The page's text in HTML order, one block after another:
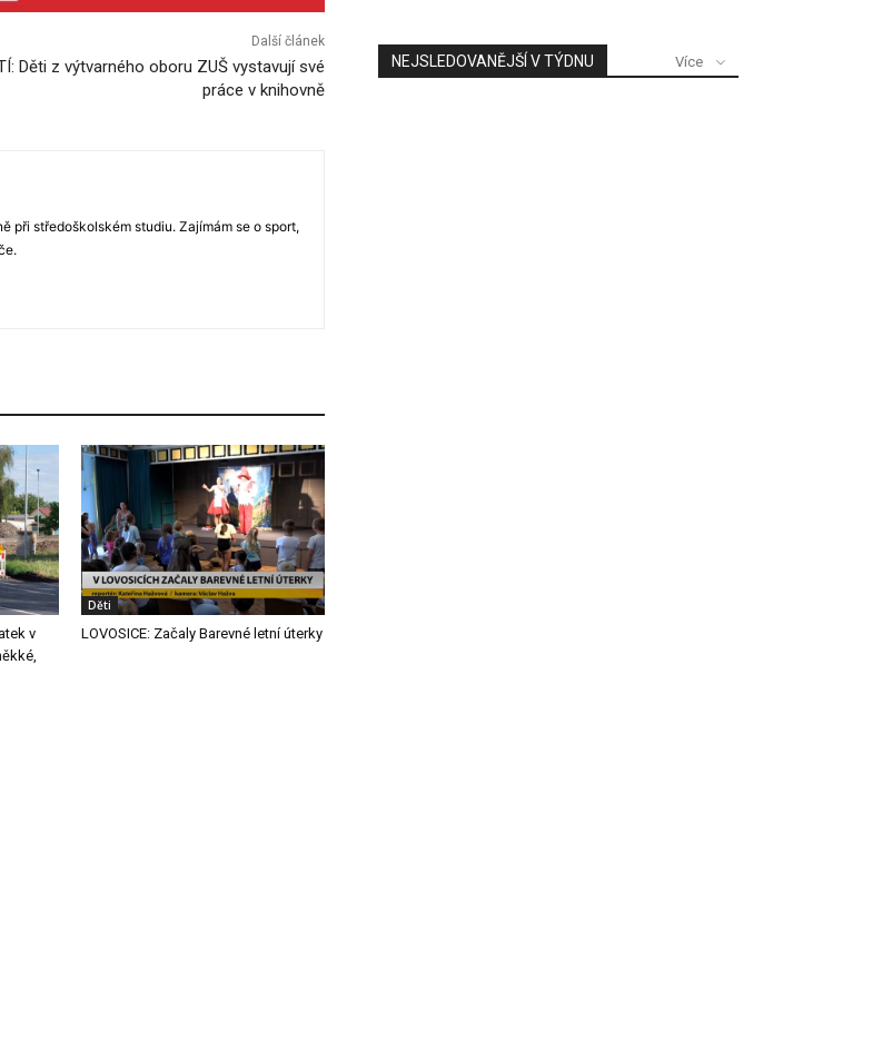
Další článek
Děti z výtvarného oboru ZUŠ vystavují své
práce v knihovně
při středoškolském studiu. Zajímám se o sport,
v
Děti
LOVOSICE: Začaly Barevné letní úterky
NEJSLEDOVANĚJŠÍ V TÝDNU Více